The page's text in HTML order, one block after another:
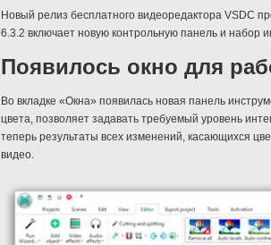
Новый релиз бесплатного видеоредактора VSDC
6.3.2 включает новую контрольную панель и набор
Появилось окно для
Во вкладке «Окна» появилась новая панель
цвета, позволяет задавать требуемый уровень
теперь результаты всех изменений, касающихся
видео.